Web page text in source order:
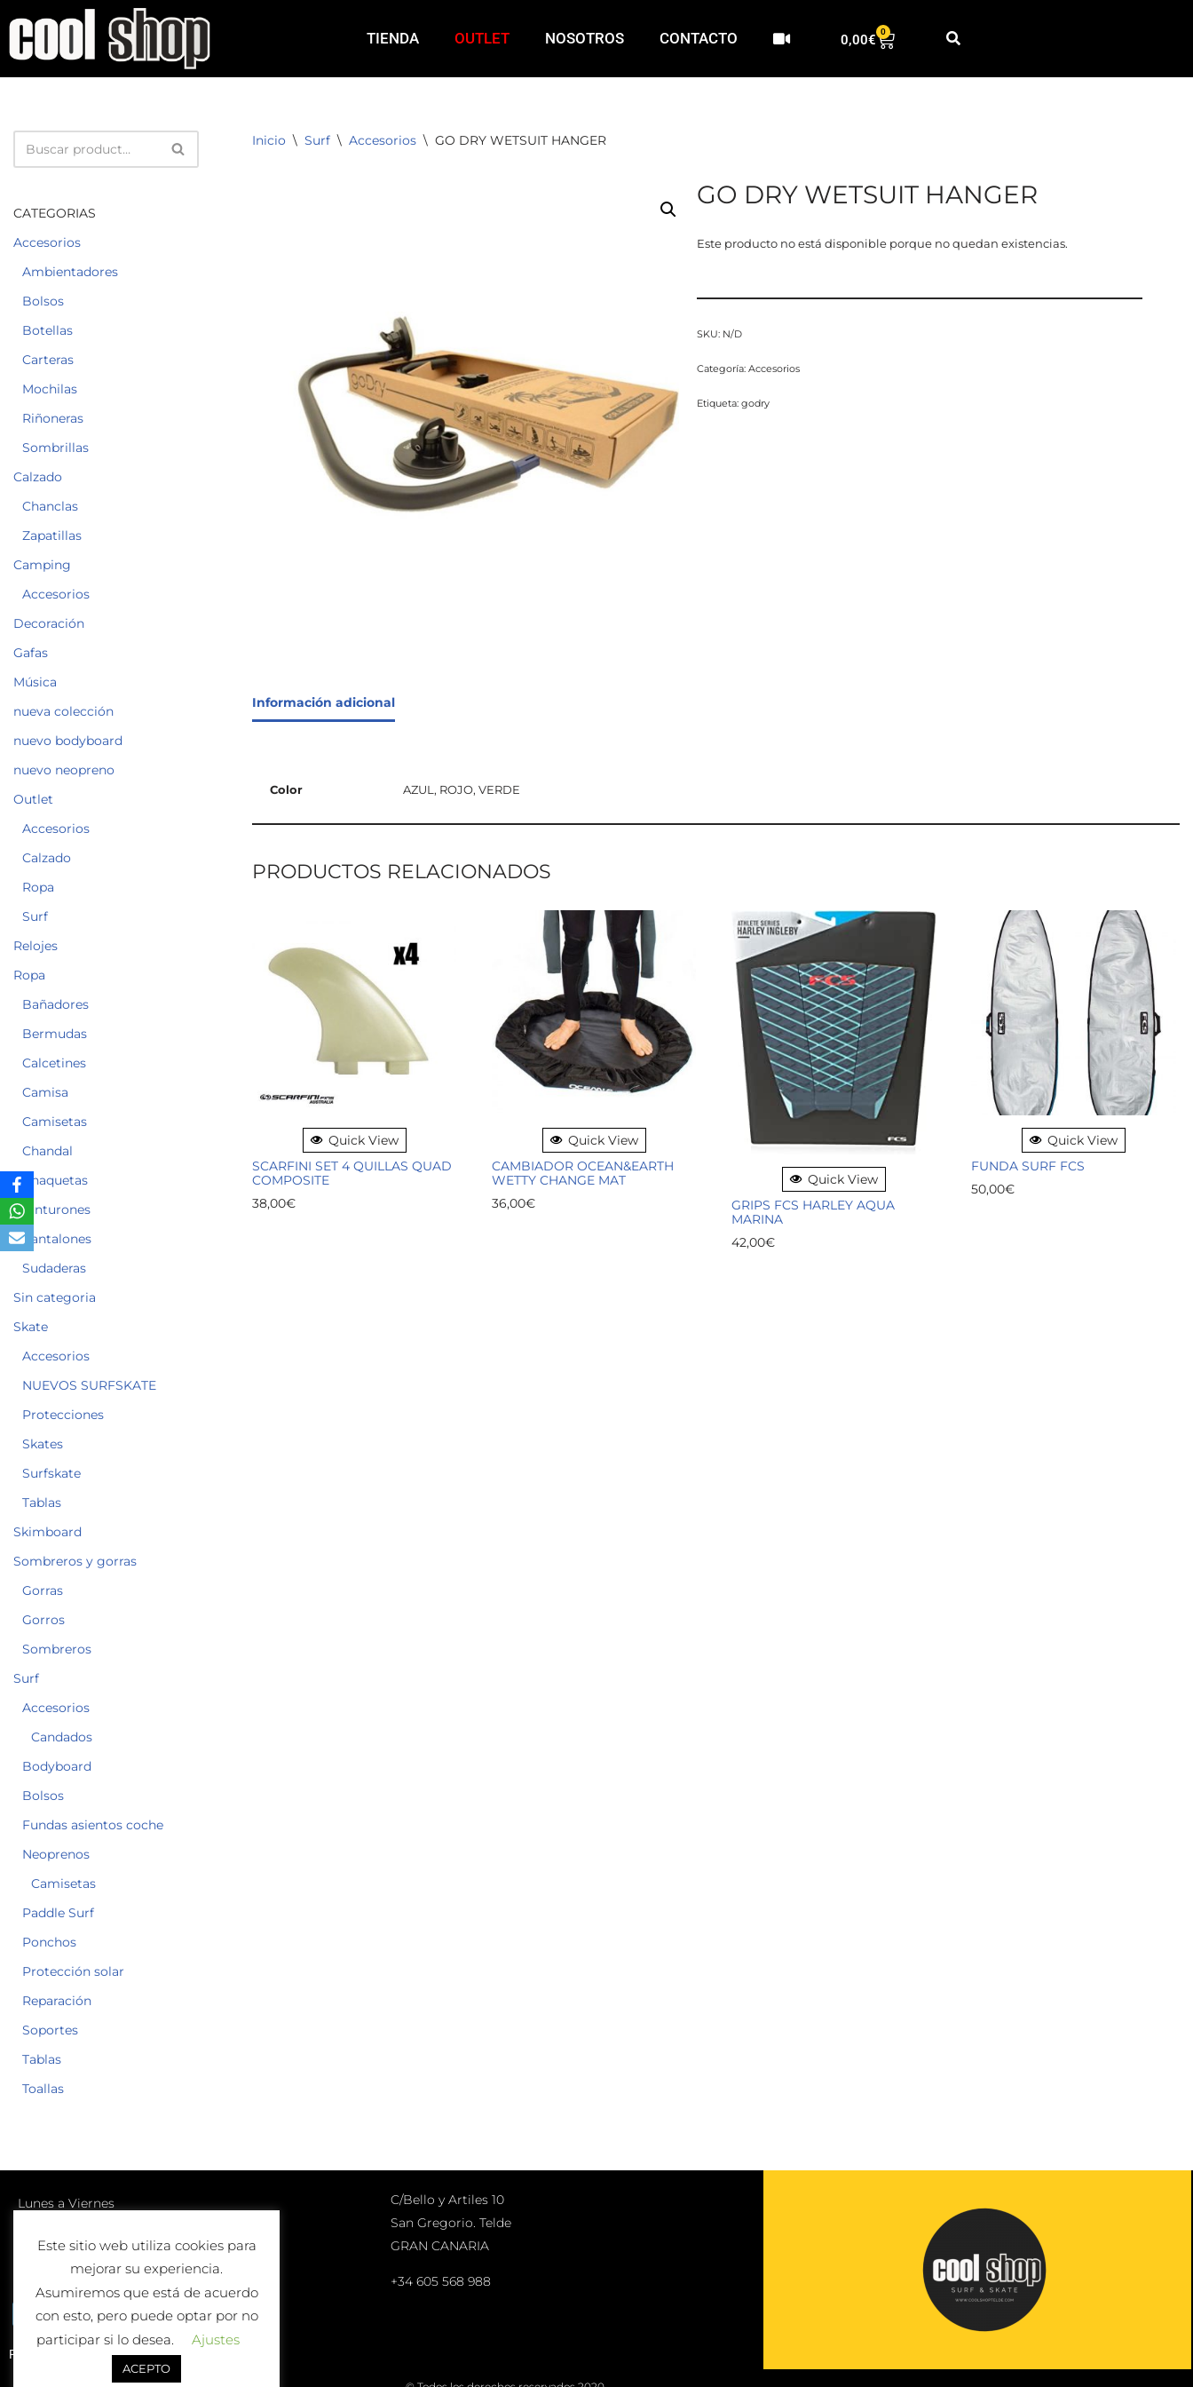
Saltar
TIENDA OUTLET NOSOTROS CONTACTO 0,00€
0
CATEGORIAS
Accesorios
Ambientadores
Bolsos
Botellas
Carteras
Mochilas
Riñoneras
Sombrillas
Calzado
Chanclas
Zapatillas
Camping
Accesorios
Decoración
Gafas
Música
nueva colección
nuevo bodyboard
nuevo neopreno
Outlet
Accesorios
Calzado
Ropa
Surf
Relojes
Ropa
Bañadores
Bermudas
Calcetines
Camisa
Camisetas
Chandal
Chaquetas
Cinturones
Pantalones
Sudaderas
Sin categoria
Skate
Accesorios
NUEVOS SURFSKATE
Protecciones
Skates
Surfskate
Tablas
Skimboard
Sombreros y gorras
Gorras
Gorros
Sombreros
Surf
Accesorios
Candados
Bodyboard
Bolsos
Fundas asientos coche
Neoprenos
Camisetas
Paddle Surf
Ponchos
Protección solar
Reparación
Soportes
Tablas
Toallas
Inicio \ Surf \ Accesorios \ GO DRY WETSUIT HANGER
GO DRY WETSUIT HANGER
Este producto no está disponible porque no quedan existencias.
SKU: N/D
Categoría:Accesorios
Etiqueta:godry
Información adicional
Color AZUL, ROJO, VERDE
PRODUCTOS RELACIONADOS
Quick View
SCARFINI SET 4 QUILLAS QUAD
COMPOSITE
38,00€
Quick View
CAMBIADOR OCEAN&EARTH
WETTY CHANGE MAT
36,00€
Quick View
GRIPS FCS HARLEY AQUA
MARINA
42,00€
Quick View
FUNDA SURF FCS
50,00€
Lunes a Viernes
Sábados
10:00-13:00
C/Bello y Artiles 10
San Gregorio. Telde
GRAN CANARIA
+34 605 568 988
Política de Devolución o Cambio
Este sitio web utiliza cookies para
mejorar su experiencia.
Asumiremos que está de acuerdo
con esto, pero puede optar por no
participar si lo desea.
Ajustes
ACEPTO